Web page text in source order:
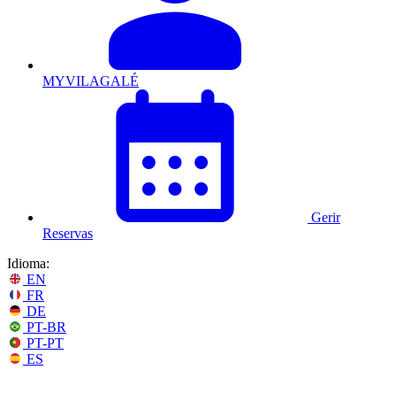
MYVILAGALÉ
Gerir
Reservas
Idioma:
EN
FR
DE
PT-BR
PT-PT
ES